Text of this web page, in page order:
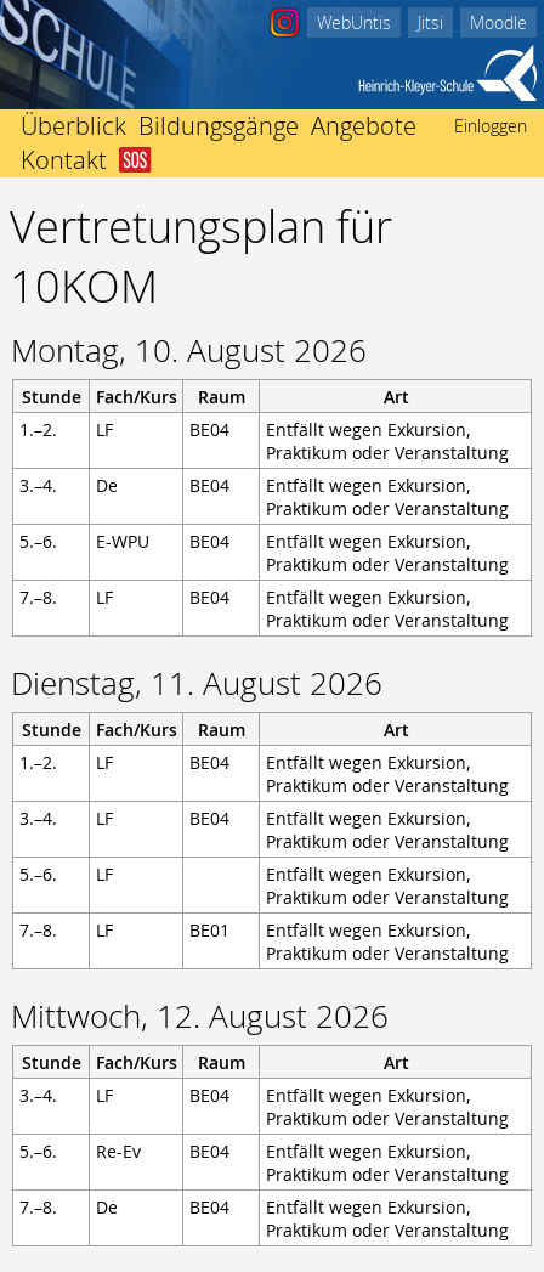
WebUntis Jitsi Moodle
Einloggen
Überblick
Startseite
Schulleitung
Kollegium
Sekretariate
Förderverein
Schwerbehindertenvertretung
Heinrich Kleyer
Bildungsgänge
Abitur
Fachhochschulreife
Mittlerer Abschluss
Berufsfachschule
Berufsvorbereitend
Bildungsgänge zur Berufsvorbereitung
Berufsbegleitend
Fachschule für Technik
Berufsschule
Anlagenmechaniker/-in
Augenoptiker/-in
Eisenbahner/-in im Betriebsdienst
Industriemechaniker/-in
Karosserie- und Fahrzeugbaumechaniker/-in
Konstruktionsmechaniker/-in
Kraftfahrzeugmechatroniker/-in
Mechatroniker/-in
Zweiradmechatroniker/-in
Angebote
Beratungsangebote
Einschulung
International
Unterrichtszeiten
Vertretungsplan
3D-Drucker
Kontakt
Ich bin in Not
Nachricht an Klassenlehrer/-in
Der Weg zu uns
Impressum
Vertretungsplan für
10KOM
Montag, 10. August 2026
Stunde Fach/Kurs Raum
Art
1.–2.
LF BE04
Entfällt wegen Exkursion,
Praktikum oder Veranstaltung
3.–4.
De BE04
Entfällt wegen Exkursion,
Praktikum oder Veranstaltung
5.–6.
E-WPU BE04
Entfällt wegen Exkursion,
Praktikum oder Veranstaltung
7.–8.
LF BE04
Entfällt wegen Exkursion,
Praktikum oder Veranstaltung
Dienstag, 11. August 2026
Stunde Fach/Kurs Raum
Art
1.–2.
LF BE04
Entfällt wegen Exkursion,
Praktikum oder Veranstaltung
3.–4.
LF BE04
Entfällt wegen Exkursion,
Praktikum oder Veranstaltung
5.–6.
LF
Entfällt wegen Exkursion,
Praktikum oder Veranstaltung
7.–8.
LF BE01
Entfällt wegen Exkursion,
Praktikum oder Veranstaltung
Mittwoch, 12. August 2026
Stunde Fach/Kurs Raum
Art
3.–4.
LF BE04
Entfällt wegen Exkursion,
Praktikum oder Veranstaltung
5.–6.
Re-Ev BE04
Entfällt wegen Exkursion,
Praktikum oder Veranstaltung
7.–8.
De BE04
Entfällt wegen Exkursion,
Praktikum oder Veranstaltung